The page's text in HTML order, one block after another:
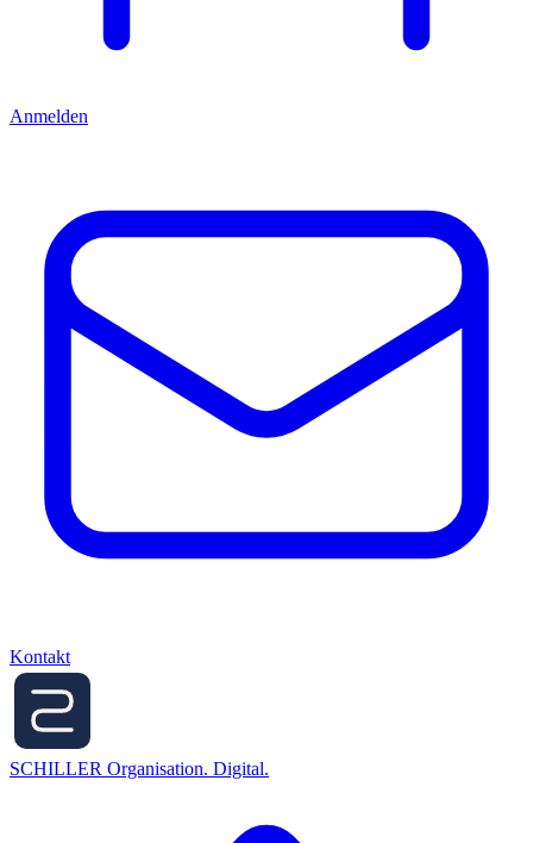
Anmelden
Kontakt
SCHILLER Organisation. Digital.